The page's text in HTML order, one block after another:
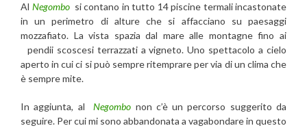
Al Negombosi contano in tutto 14 piscine termali incastonate
in un perimetro di alture che si affacciano su paesaggi
mozzafiato. La vista spazia dal mare alle montagne fino ai
pendii scoscesi terrazzati a vigneto. Uno spettacolo a cielo
aperto in cui ci si può sempre ritemprare per via di un clima che
è sempre mite.
In aggiunta, alNegombo non c’è un percorso suggerito da
seguire. Per cui mi sono abbandonata a vagabondare in questo